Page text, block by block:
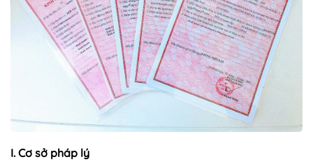
I. Cơ sở pháp lý